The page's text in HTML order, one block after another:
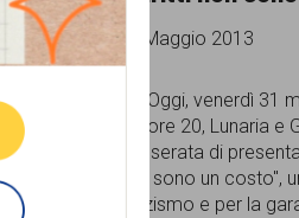
31 Maggio 2013
Oggi, venerdì 31
ore 20, Lunaria e
alla serata di
non sono un costo",
razzismo e per la